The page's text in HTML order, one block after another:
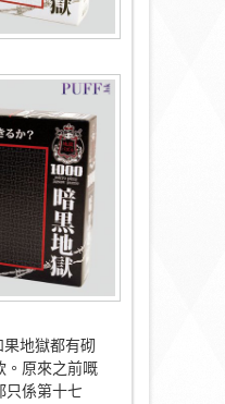
地獄都有砌
。原來之前嘅
只係第十七